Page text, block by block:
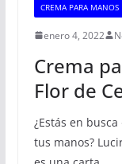
CREMA PARA MANOS
enero 4, 2022
Crema
Flor de
¿Estás en
tus manos?